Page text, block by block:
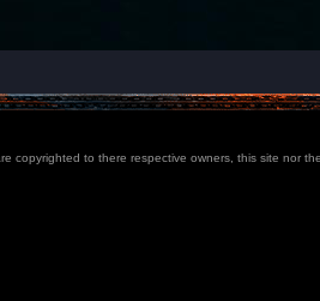
copyrighted to there respective owners, this site nor